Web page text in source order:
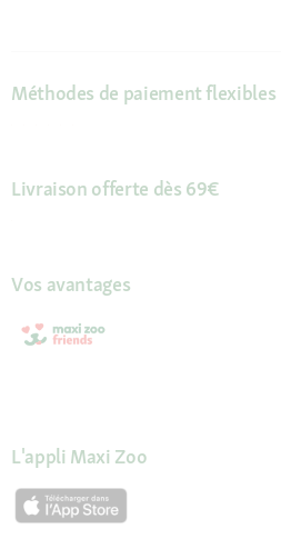
Méthodes de paiement flexibles
Livraison offerte dès 69€
Vos avantages
L'appli Maxi Zoo